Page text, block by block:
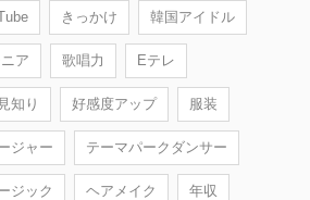
きっかけ 韓国アイドル
ア 歌唱力 Eテレ
知り 好感度アップ 服装
ジャー テーマパークダンサー
ジック ヘアメイク 年収